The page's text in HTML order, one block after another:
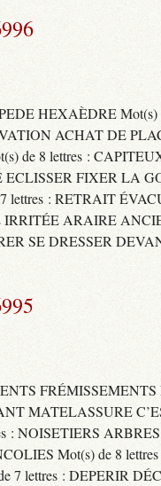
HEXAÈDRE Mot(s)
ACHAT DE
de 8 lettres :
FIXER LA
lettres : RETRAIT
IRRITÉE ARAIRE
SE DRESSER
FRÉMISSEMENTS
MATELASSURE
: NOISETIERS
Mot(s) de 8
7 lettres : DEPERIR